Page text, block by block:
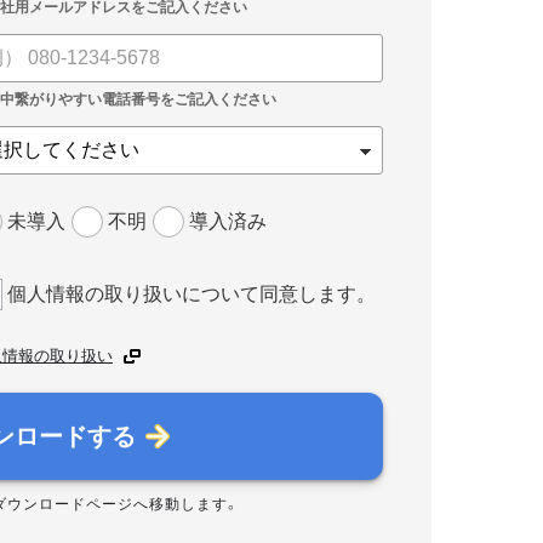
未導入 不明 導入済み
個人情報の取り扱いについて同意します。
報の取り扱い
ロードする
ウンロードページへ移動します。